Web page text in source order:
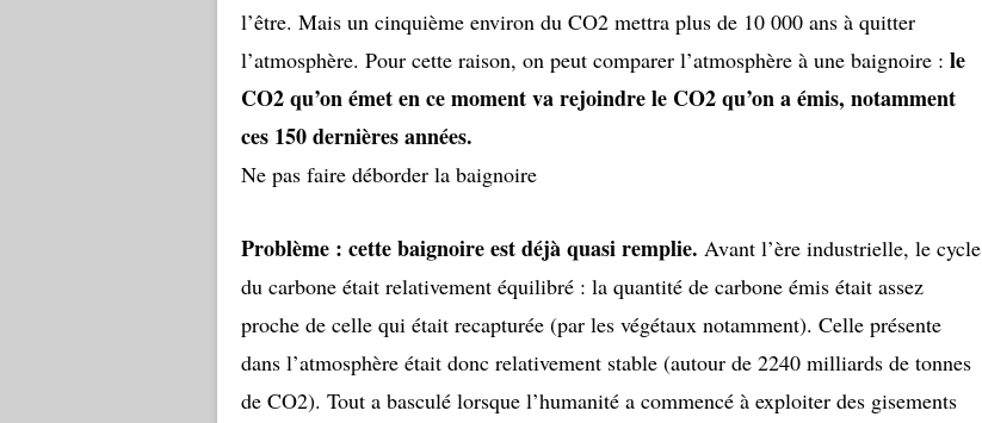
l’être. Mais un cinquième environ du CO2 mettra plus de 10 000 ans à quitter
l’atmosphère. Pour cette raison, on peut comparer l’atmosphère à une baignoire : le
CO2 qu’on émet en ce moment va rejoindre le CO2 qu’on a émis, notamment
ces 150 dernières années.
Ne pas faire déborder la baignoire
Problème : cette baignoire est déjà quasi remplie. Avant l’ère industrielle, le cycle
du carbone était relativement équilibré : la quantité de carbone émis était assez
proche de celle qui était recapturée (par les végétaux notamment). Celle présente
dans l’atmosphère était donc relativement stable (autour de 2240 milliards de tonnes
de CO2). Tout a basculé lorsque l’humanité a commencé à exploiter des gisements